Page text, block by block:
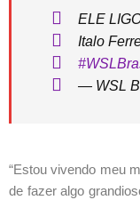
ELE
Italo
— WSL
“Estou vivendo meu
de fazer algo